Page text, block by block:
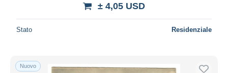
± 4,05 USD
Stato Residenziale
Nuovo